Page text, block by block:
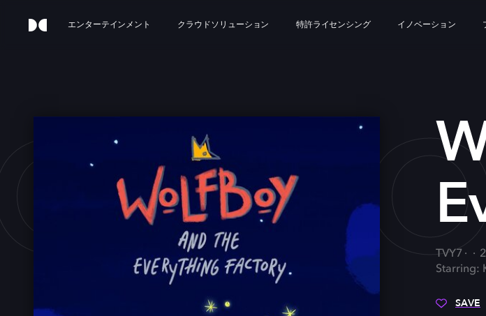
エンターテインメント クラウドソリューション 特許ライセンシング イノベーション
TVY7
Starring:
SAVE